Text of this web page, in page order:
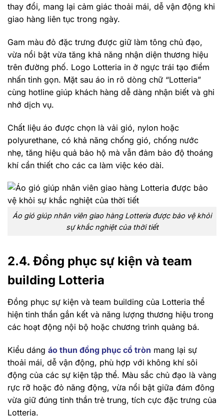
thay đổi, mang lại cảm giác thoải mái, dễ vận động khi
giao hàng liên tục trong ngày.
Gam màu đỏ đặc trưng được giữ làm tông chủ đạo,
vừa nổi bật vừa tăng khả năng nhận diện thương hiệu
trên đường phố. Logo Lotteria in ở ngực trái tạo điểm
nhấn tinh gọn. Mặt sau áo in rõ dòng chữ “Lotteria”
cùng hotline giúp khách hàng dễ dàng nhận biết và ghi
nhớ dịch vụ.
Chất liệu áo được chọn là vải gió, nylon hoặc
polyurethane, có khả năng chống gió, chống nước
nhẹ, tăng hiệu quả bảo hộ mà vẫn đảm bảo độ thoáng
khí cần thiết cho các ca làm việc kéo dài.
Áo gió giúp nhân viên giao hàng Lotteria được bảo vệ khỏi
sự khắc nghiệt của thời tiết
2.4. Đồng phục sự kiện và team
building Lotteria
Đồng phục sự kiện và team building của Lotteria thể
hiện tinh thần gắn kết và năng lượng thương hiệu trong
các hoạt động nội bộ hoặc chương trình quảng bá.
Kiểu dáng áo thun đồng phục cổ tròn mang lại sự
thoải mái, dễ vận động, phù hợp với không khí sôi
động của các sự kiện tập thể. Màu sắc chủ đạo là vàng
rực rỡ hoặc đỏ năng động, vừa nổi bật giữa đám đông
vừa giữ đúng tinh thần trẻ trung, tích cực đặc trưng của
Lotteria.